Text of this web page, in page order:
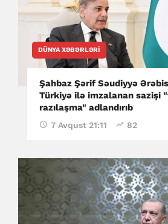
DÜNYA XƏBƏRLƏRI
Şahbaz Şərif Səudiyyə
Türkiyə ilə imzalanan sazişi
razılaşma" adlandırıb
7 Avqust 21:11 82